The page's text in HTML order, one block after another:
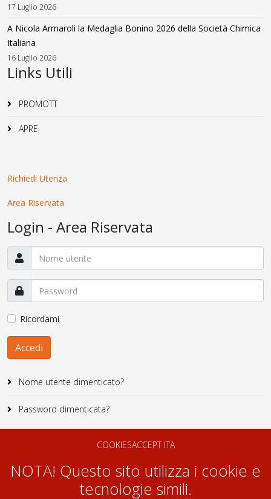
17 Luglio 2026
A Nicola Armaroli la Medaglia Bonino 2026 della Società Chimica
Italiana
16 Luglio 2026
Links Utili
PROMOTT
APRE
Richiedi Utenza
Area Riservata
Login - Area Riservata
Ricordami
Accedi
Nome utente dimenticato?
Password dimenticata?
COOKIESACCEPT ITA
NOTA! Questo sito utilizza i cookie e
tecnologie simili.